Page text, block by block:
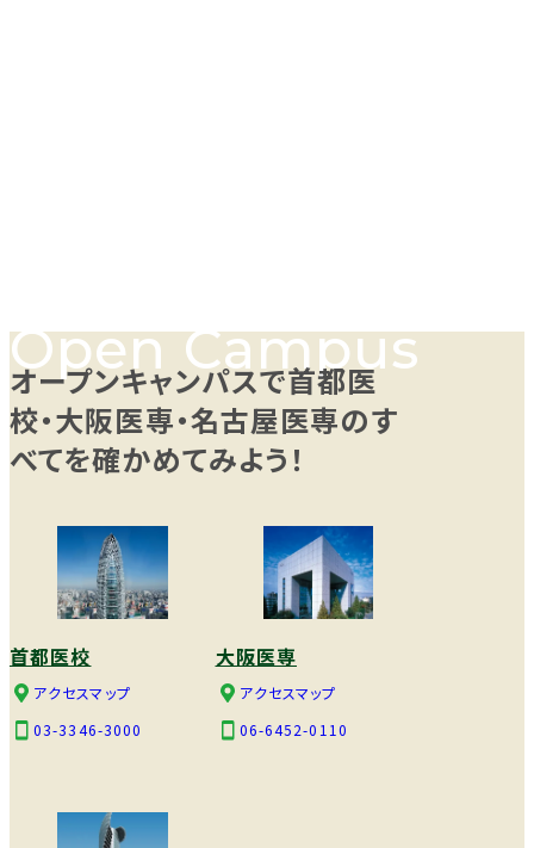
オープンキャンパスで首都医
校・大阪医専・名古屋医専のす
べてを確かめてみよう！
首都医校
アクセスマップ
03-3346-3000
大阪医専
アクセスマップ
06-6452-0110